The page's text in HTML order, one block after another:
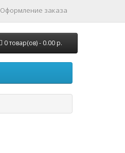
Оформление заказа
0 товар(ов) - 0.00 р.